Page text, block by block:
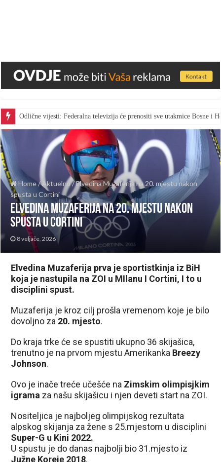
Odlične vijesti: Federalna televizija će prenositi sve utakmice Bosne i
Home/ Aktuelno/Elvedina Muzaferija na 20. mjestu nakon
spusta u Cortini
Elvedina Muzaferija na 20. mjestu nakon
spusta u Cortini
8 veljače, 2026
Elvedina Muzaferija prva je sportistkinja iz BiH
koja je nastupila na ZOI u MIlanu I Cortini, I to u
disciplini spust.
Muzaferija je kroz cilj prošla vremenom koje je bilo
dovoljno za 20. mjesto.
Do kraja trke će se spustiti ukupno 36 skijašica,
trenutno je na prvom mjestu Amerikanka Breezy
Johnson.
Ovo je inače treće učešće na Zimskim olimpisjkim
igrama za našu skijašicu i njen deveti start na ZOI.
Nositeljica je najboljeg olimpijskog rezultata
alpskog skijanja za žene s 25.mjestom u disciplini
Super-G u Kini 2022.
U spustu je do danas najbolji bio 31.mjesto iz
Južne Koreje 2018.